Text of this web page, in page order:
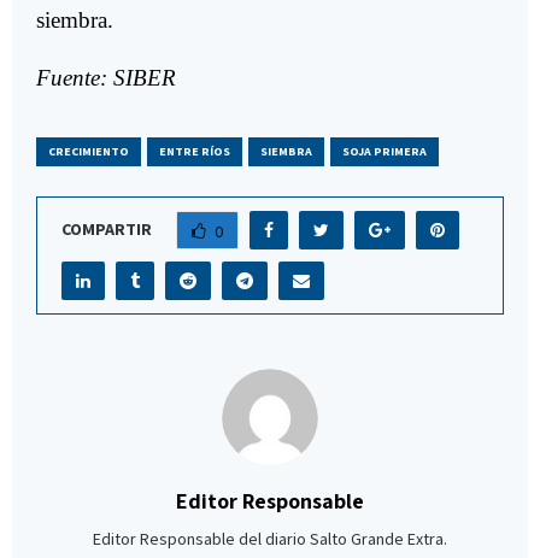
siembra.
Fuente: SIBER
CRECIMIENTO ENTRE RÍOS SIEMBRA SOJA PRIMERA
COMPARTIR 0
Editor Responsable
Editor Responsable del diario Salto Grande Extra.